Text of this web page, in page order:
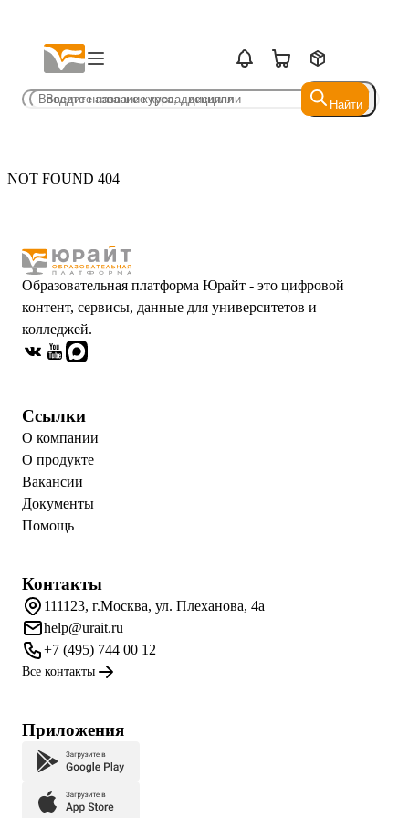
Найти
Найти
NOT FOUND 404
Образовательная платформа Юрайт - это цифровой
контент, сервисы, данные для университетов и
колледжей.
Ссылки
О компании
О продукте
Вакансии
Документы
Помощь
Контакты
111123, г.Москва, ул. Плеханова, 4а
help@urait.ru
+7 (495) 744 00 12
Все контакты
Приложения